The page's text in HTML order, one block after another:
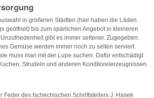
in größeren Städten (hier haben die Läden
geöffnet) bis zum spärlichen Angebot in kleineren
gibt es immer seltener. Zugegeben:
Gemüse werden immer noch zu selten serviert.
muss man mit der Lupe suchen. Dafür entschädigt
Strudeln und anderen Konditoreierzeugnissen.
Feder des tschechischen Schriftstellers J. Hasek